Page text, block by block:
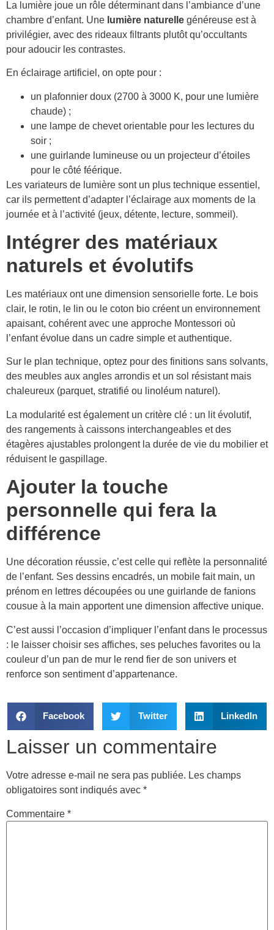
La lumière joue un rôle déterminant dans l’ambiance d’une
chambre d’enfant. Une lumière naturelle généreuse est à
privilégier, avec des rideaux filtrants plutôt qu’occultants
pour adoucir les contrastes.
En éclairage artificiel, on opte pour :
un plafonnier doux (2700 à 3000 K, pour une lumière
chaude) ;
une lampe de chevet orientable pour les lectures du
soir ;
une guirlande lumineuse ou un projecteur d’étoiles
pour le côté féérique.
Les variateurs de lumière sont un plus technique essentiel,
car ils permettent d’adapter l’éclairage aux moments de la
journée et à l’activité (jeux, détente, lecture, sommeil).
Intégrer des matériaux
naturels et évolutifs
Les matériaux ont une dimension sensorielle forte. Le bois
clair, le rotin, le lin ou le coton bio créent un environnement
apaisant, cohérent avec une approche Montessori où
l’enfant évolue dans un cadre simple et authentique.
Sur le plan technique, optez pour des finitions sans solvants,
des meubles aux angles arrondis et un sol résistant mais
chaleureux (parquet, stratifié ou linoléum naturel).
La modularité est également un critère clé : un lit évolutif,
des rangements à caissons interchangeables et des
étagères ajustables prolongent la durée de vie du mobilier et
réduisent le gaspillage.
Ajouter la touche
personnelle qui fera la
différence
Une décoration réussie, c’est celle qui reflète la personnalité
de l’enfant. Ses dessins encadrés, un mobile fait main, un
prénom en lettres découpées ou une guirlande de fanions
cousue à la main apportent une dimension affective unique.
C’est aussi l’occasion d’impliquer l’enfant dans le processus
: le laisser choisir ses affiches, ses peluches favorites ou la
couleur d’un pan de mur le rend fier de son univers et
renforce son sentiment d’appartenance.
Facebook Twitter LinkedIn
Laisser un commentaire
Votre adresse e-mail ne sera pas publiée. Les champs
obligatoires sont indiqués avec *
Commentaire *